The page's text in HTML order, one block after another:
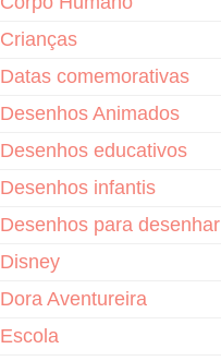
Crianças
Datas comemorativas
Desenhos Animados
Desenhos educativos
Desenhos infantis
Desenhos para desenhar
Disney
Dora Aventureira
Escola